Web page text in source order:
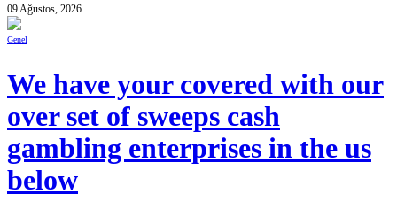
09 Ağustos, 2026
Genel
We have your covered with our
over set of sweeps cash
gambling enterprises in the us
below